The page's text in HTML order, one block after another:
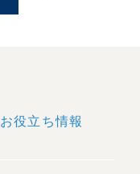
お役立ち情報